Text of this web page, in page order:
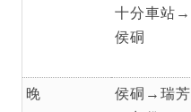
十分車站→
侯硐
晚
侯硐→瑞芳